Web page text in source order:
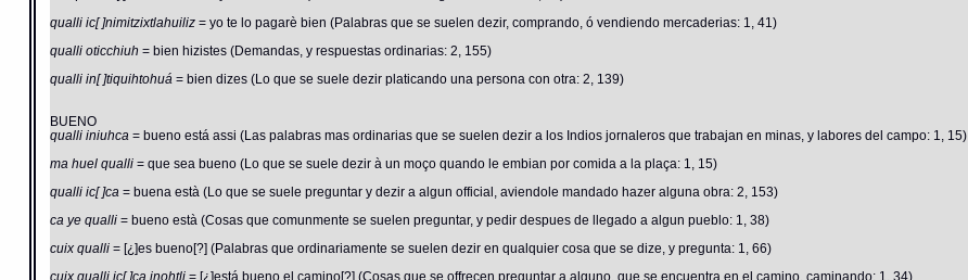
qualli ic[ ]nimitzixtlahuiliz = yo te lo pagarè bien (Palabras que se suelen dezir, comprando, ó vendiendo mercaderias: 1, 41)
qualli oticchiuh = bien hizistes (Demandas, y respuestas ordinarias: 2, 155)
qualli in[ ]tiquihtohuá = bien dizes (Lo que se suele dezir platicando una persona con otra: 2, 139)
BUENO
qualli iniuhca = bueno está assi (Las palabras mas ordinarias que se suelen dezir a los Indios jornaleros que trabajan en minas, y labores del campo: 1, 15)
ma huel qualli = que sea bueno (Lo que se suele dezir à un moço quando le embian por comida a la plaça: 1, 15)
qualli ic[ ]ca = buena està (Lo que se suele preguntar y dezir a algun official, aviendole mandado hazer alguna obra: 2, 153)
ca ye qualli = bueno està (Cosas que comunmente se suelen preguntar, y pedir despues de llegado a algun pueblo: 1, 38)
cuix qualli = [¿]es bueno[?] (Palabras que ordinariamente se suelen dezir en qualquier cosa que se dize, y pregunta: 1, 66)
cuix qualli ic[ ]ca inohtli = [¿]está bueno el camino[?] (Cosas que se offrecen preguntar a alguno, que se encuentra en el camino, caminando: 1, 34)